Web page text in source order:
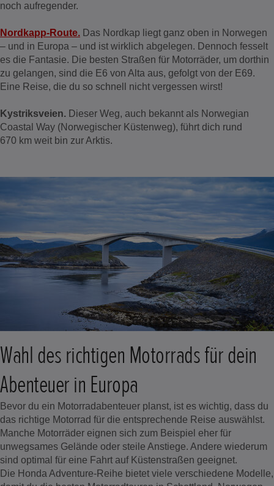
noch aufregender.
Nordkapp-Route. Das Nordkap liegt ganz oben in Norwegen
– und in Europa – und ist wirklich abgelegen. Dennoch fesselt
es die Fantasie. Die besten Straßen für Motorräder, um dorthin
zu gelangen, sind die E6 von Alta aus, gefolgt von der E69.
Eine Reise, die du so schnell nicht vergessen wirst!
Kystriksveien. Dieser Weg, auch bekannt als Norwegian
Coastal Way (Norwegischer Küstenweg), führt dich rund
670 km weit bin zur Arktis.
Wahl des richtigen Motorrads für dein
Abenteuer in Europa
Bevor du ein Motorradabenteuer planst, ist es wichtig, dass du
das richtige Motorrad für die entsprechende Reise auswählst.
Manche Motorräder eignen sich zum Beispiel eher für
unwegsames Gelände oder steile Anstiege. Andere wiederum
sind optimal für eine Fahrt auf Küstenstraßen geeignet.
Die Honda Adventure-Reihe bietet viele verschiedene Modelle,